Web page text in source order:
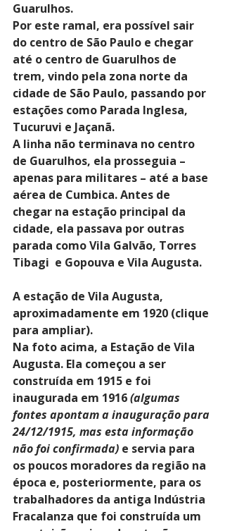
Guarulhos.
Por este ramal, era possível sair
do centro de São Paulo e chegar
até o centro de Guarulhos de
trem, vindo pela zona norte da
cidade de São Paulo, passando por
estações como Parada Inglesa,
Tucuruvi e Jaçanã.
A linha não terminava no centro
de Guarulhos, ela prosseguia –
apenas para militares – até a base
aérea de Cumbica. Antes de
chegar na estação principal da
cidade, ela passava por outras
parada como Vila Galvão, Torres
Tibagi  e Gopouva e Vila Augusta.
A estação de Vila Augusta,
aproximadamente em 1920 (clique
para ampliar).
Na foto acima, a Estação de Vila
Augusta. Ela começou a ser
construída em 1915 e foi
inaugurada em 1916 (algumas
fontes apontam a inauguração para
24/12/1915, mas esta informação
não foi confirmada) e servia para
os poucos moradores da região na
época e, posteriormente, para os
trabalhadores da antiga Indústria
Fracalanza que foi construída um